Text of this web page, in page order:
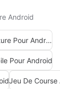
Android
Jeux De Conduite De Voiture Pour Android
Pour Android
Jeu De Course